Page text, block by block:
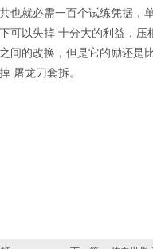
也就必需一百个试练凭据，
可以失掉 十分大的利益，压
间的改换，但是它的励还是
屠龙刀套拆。